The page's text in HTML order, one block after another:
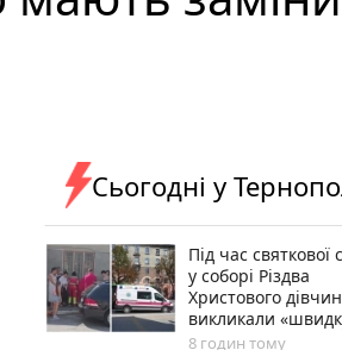
Сьогодні у
Під час святкової
у соборі Різдва
Христового
викликали
8 годин тому